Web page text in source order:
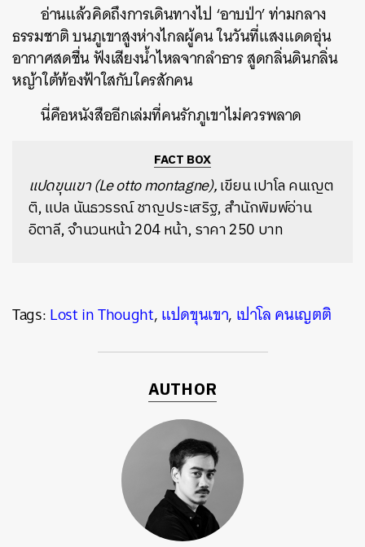
อ่านแล้วคิดถึงการเดินทางไป ‘อาบป่า’ ท่ามกลาง
ธรรมชาติ บนภูเขาสูงห่างไกลผู้คน ในวันที่แสงแดดอุ่น
อากาศสดชื่น ฟังเสียงน้ำไหลจากลำธาร สูดกลิ่นดินกลิ่น
หญ้าใต้ท้องฟ้าใสกับใครสักคน
นี่คือหนังสืออีกเล่มที่คนรักภูเขาไม่ควรพลาด
FACT BOX
แปดขุนเขา (Le otto montagne),เขียน เปาโล คนเญต
ติ, แปล นันธวรรณ์ ชาญประเสริฐ, สำนักพิมพ์อ่าน
อิตาลี, จำนวนหน้า 204 หน้า, ราคา 250 บาท
Tags:Lost in Thought,แปดขุนเขา, เปาโล คนเญตติ
AUTHOR